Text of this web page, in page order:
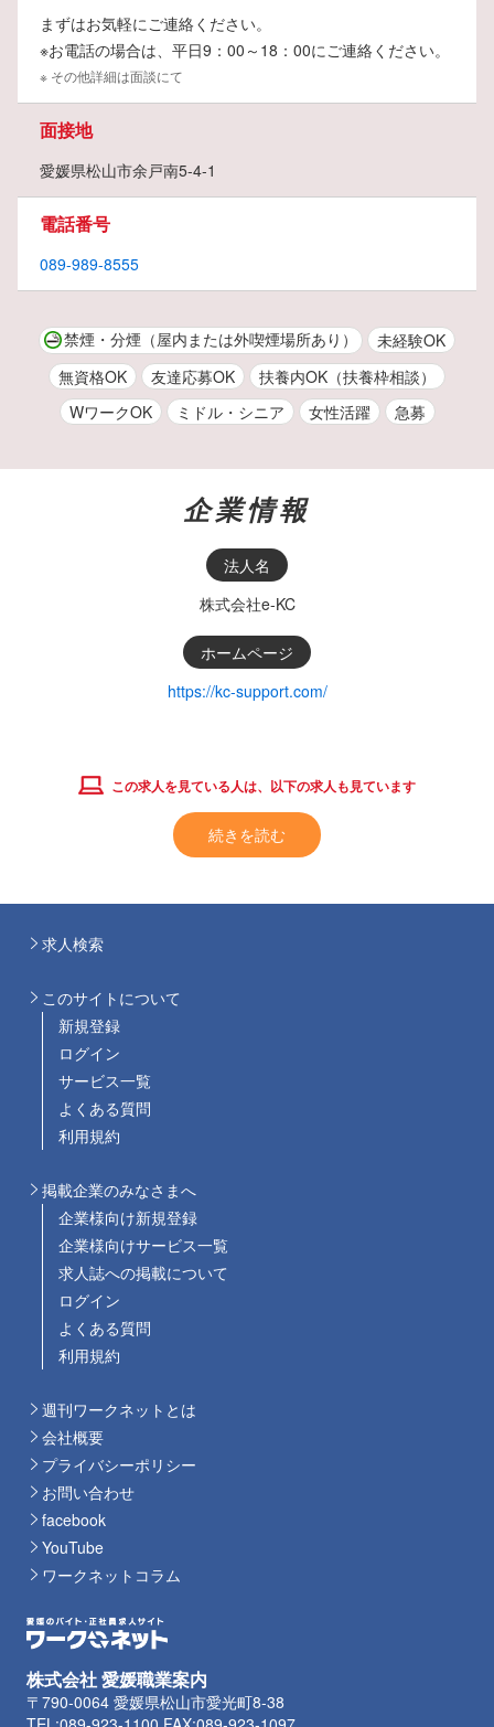
自分の時間を大切にしながら、健康的に働けるのが魅力♪
気軽にスタートできるこのチャンスを、ぜひお見逃しなく！
まずはお気軽にご連絡ください。
※お電話の場合は、平日9：00～18：00にご連絡ください。
※ その他詳細は面談にて
面接地
愛媛県松山市余戸南5-4-1
電話番号
089-989-8555
禁煙・分煙（屋内または外喫煙場所あり）
未経験OK
無資格OK
友達応募OK
扶養内OK（扶養枠相談）
WワークOK
ミドル・シニア 女性活躍 急募
企業情報
法人名
株式会社e-KC
ホームページ
https://kc-support.com/
この求人を見ている人は、以下の求人も見ています
続きを読む
求人検索
このサイトについて
新規登録
ログイン
サービス一覧
よくある質問
利用規約
掲載企業のみなさまへ
企業様向け新規登録
企業様向けサービス一覧
求人誌への掲載について
ログイン
よくある質問
利用規約
週刊ワークネットとは
会社概要
プライバシーポリシー
お問い合わせ
facebook
YouTube
ワークネットコラム
株式会社 愛媛職業案内
〒790-0064 愛媛県松山市愛光町8-38